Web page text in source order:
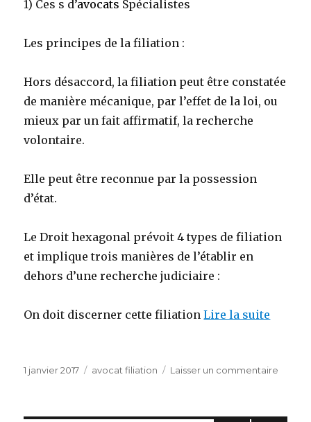
1) Ces s d’avocats Spécialistes
Les principes de la filiation :
Hors désaccord, la filiation peut être constatée
de manière mécanique, par l’effet de la loi, ou
mieux par un fait affirmatif, la recherche
volontaire.
Elle peut être reconnue par la possession
d’état.
Le Droit hexagonal prévoit 4 types de filiation
et implique trois manières de l’établir en
dehors d’une recherche judiciaire :
On doit discerner cette filiationLire la suite
Publié
1 janvier 2017 Catégories
avocat filiation Laisser un commentaire